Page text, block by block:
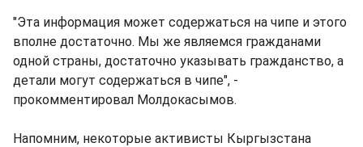
"Эта информация может содержаться на чипе и этого
вполне достаточно. Мы же являемся гражданами
одной страны, достаточно указывать гражданство, а
детали могут содержаться в чипе", -
прокомментировал Молдокасымов.
Напомним, некоторые активисты Кыргызстана